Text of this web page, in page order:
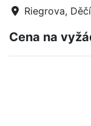
Riegrova,
Cena na